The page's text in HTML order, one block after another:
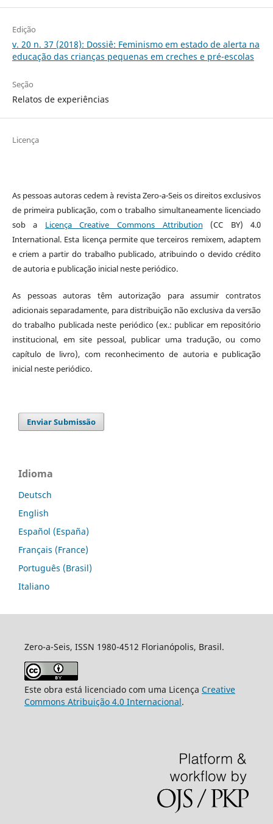
Edição
v. 20 n. 37 (2018): Dossiê: Feminismo em estado de alerta na
educação das crianças pequenas em creches e pré-escolas
Seção
Relatos de experiências
Licença
As pessoas autoras cedem à revista Zero-a-Seis os direitos exclusivos
de primeira publicação, com o trabalho simultaneamente licenciado
sob a Licença Creative Commons Attribution (CC BY) 4.0
International. Esta licença permite que terceiros remixem, adaptem
e criem a partir do trabalho publicado, atribuindo o devido crédito
de autoria e publicação inicial neste periódico.
As pessoas autoras têm autorização para assumir contratos
adicionais separadamente, para distribuição não exclusiva da versão
do trabalho publicada neste periódico (ex.: publicar em repositório
institucional, em site pessoal, publicar uma tradução, ou como
capítulo de livro), com reconhecimento de autoria e publicação
inicial neste periódico.
Enviar Submissão
Idioma
Deutsch
English
Español (España)
Français (France)
Português (Brasil)
Italiano
Zero-a-Seis, ISSN 1980-4512 Florianópolis, Brasil.
Este obra está licenciado com uma Licença Creative
Commons Atribuição 4.0 Internacional.